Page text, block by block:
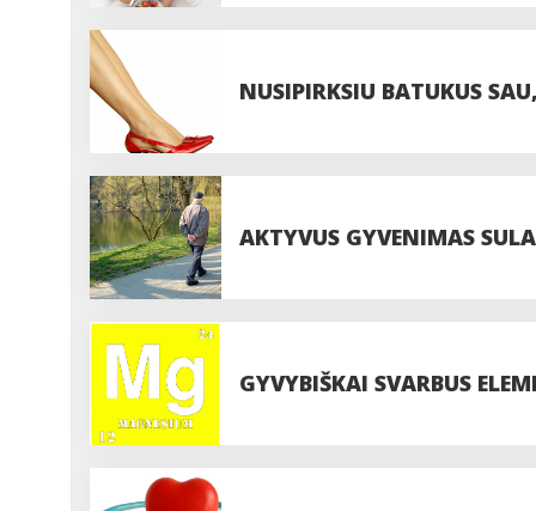
NUSIPIRKSIU BATUKUS
AKTYVUS GYVENIMAS
GYVYBIŠKAI SVARBUS